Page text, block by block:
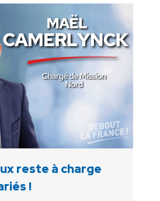
reste à charge
!